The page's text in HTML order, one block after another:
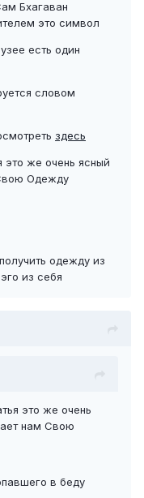
Бхагаван
это символ
есть один
словом
здесь
это же очень ясный
Одежду
одежду из
из себя
это же очень
нам Свою
в беду